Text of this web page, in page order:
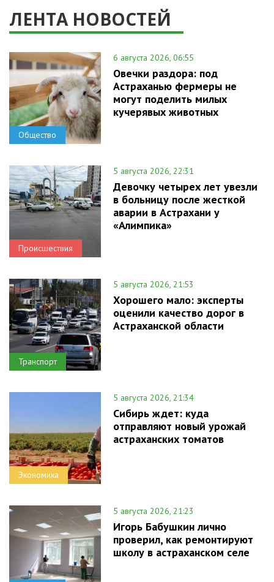
ЛЕНТА НОВОСТЕЙ
Общество
6 августа 2026, 06:55
Овечки раздора: под
Астраханью фермеры не
могут поделить милых
кучерявых животных
Происшествия
5 августа 2026, 22:31
Девочку четырех лет увезли
в больницу после жесткой
аварии в Астрахани у
«Алимпика»
Транспорт
5 августа 2026, 21:53
Хорошего мало: эксперты
оценили качество дорог в
Астраханской области
Экономика
5 августа 2026, 21:34
Сибирь ждет: куда
отправляют новый урожай
астраханских томатов
5 августа 2026, 21:23
Игорь Бабушкин лично
проверил, как ремонтируют
школу в астраханском селе